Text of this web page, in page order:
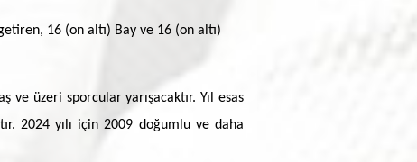
16 (on altı) Bay ve 16 (on altı)
ve üzeri sporcular yarışacaktır. Yıl esas
2024 yılı için 2009 doğumlu ve daha